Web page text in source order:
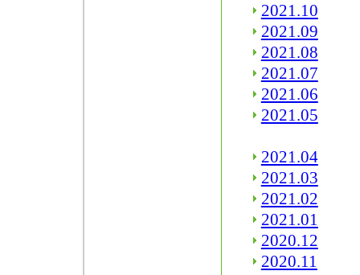
2021.10
2021.09
2021.08
2021.07
2021.06
2021.05
2021.04
2021.03
2021.02
2021.01
2020.12
2020.11